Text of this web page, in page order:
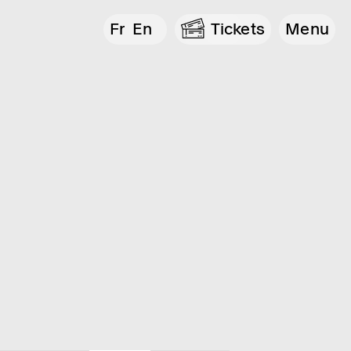
Fr En Tickets Menu